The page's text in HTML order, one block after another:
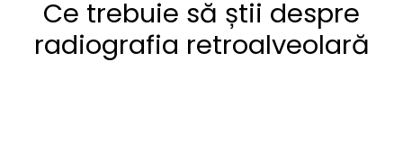
Ce trebuie să știi despre
radiografia retroalveolară